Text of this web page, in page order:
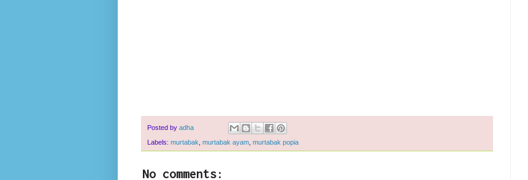
Posted by adha
Labels: murtabak, murtabak ayam, murtabak popia
No comments: